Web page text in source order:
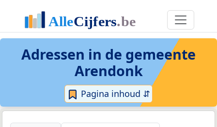
Adressen in de gemeente
Arendonk
Pagina inhoud ⇵